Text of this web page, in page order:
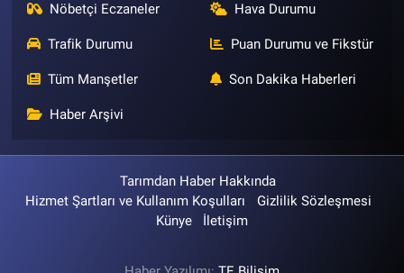
Nöbetçi Eczaneler Hava Durumu
Trafik Durumu Puan Durumu ve Fikstür
Tüm Manşetler Son Dakika Haberleri
Haber Arşivi
Tarımdan Haber Hakkında
Hizmet Şartları ve Kullanım Koşulları
Gizlilik Sözleşmesi
Künye
İletişim